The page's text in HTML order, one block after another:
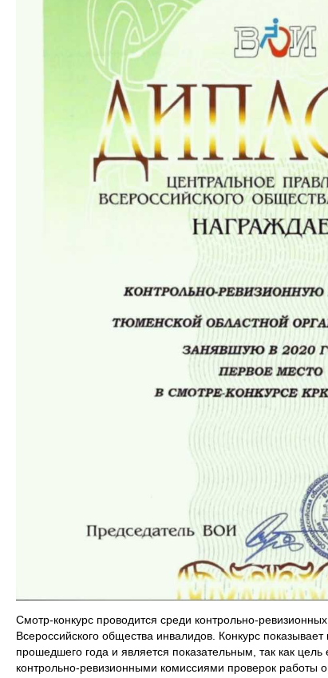
Смотр-конкурс проводится среди контрольно-
Всероссийского общества инвалидов. Конкурс
прошедшего года и является показательным, так как
контрольно-ревизионными комиссиями проверок работы